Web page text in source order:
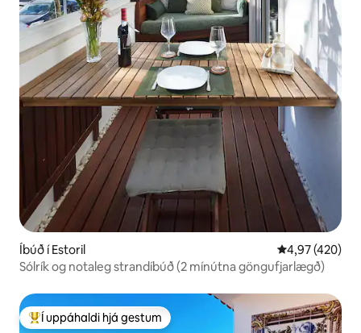
Íbúð í Estoril 4,97 af 5 í
4,97 (420)
Sólrík og notaleg strandíbúð (2 mínútna göngufjarlægð)
Í mestu uppáhaldi hjá gestum
Í uppáhaldi hjá gestum